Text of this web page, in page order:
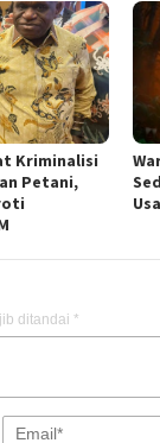
Kriminalisi
Petani,
ditandai *